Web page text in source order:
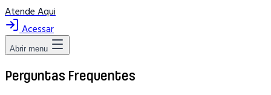
Atende Aqui
Acessar
Abrir menu
Perguntas Frequentes